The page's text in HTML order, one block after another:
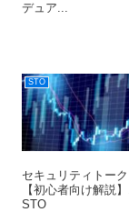
デュア...
STO
セキュリティトー
【初心者向け解説
STO